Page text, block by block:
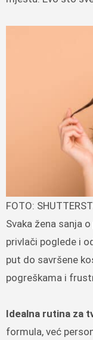
FOTO:
Svaka žena sanja
privlači poglede i
put do savršene
pogreškama i
Idealna rutina za
formula, već